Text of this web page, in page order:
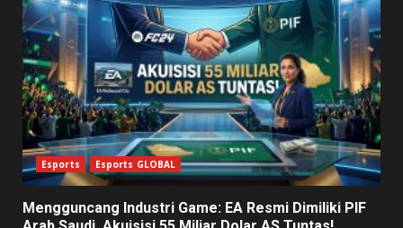
Esports Esports GLOBAL
Mengguncang Industri Game: EA Resmi Dimiliki PIF